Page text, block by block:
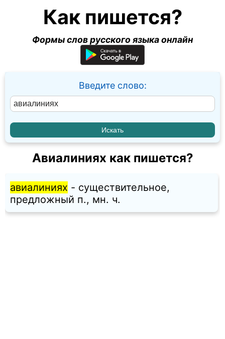
Как пишется?
Формы слов русского языка онлайн
Введите слово:
Авиалиниях как пишется?
авиалиниях - существительное,
предложный п., мн. ч.